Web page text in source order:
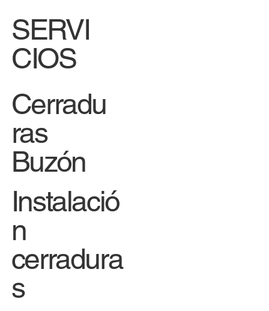
SERVI
CIOS
Cerradu
ras
Buzón
Instalació
n
cerradura
s